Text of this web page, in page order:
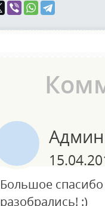
Большое
разобрались! :)